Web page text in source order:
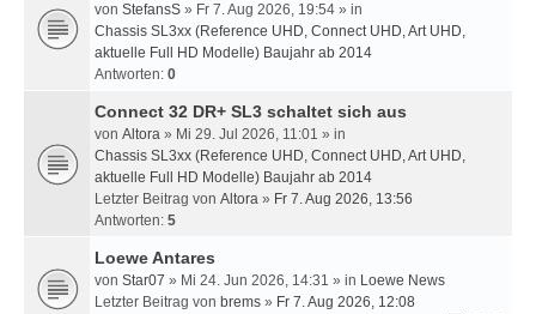
von StefansS » Fr 7. Aug 2026, 19:54 » in
Chassis SL3xx (Reference UHD, Connect UHD, Art UHD,
aktuelle Full HD Modelle) Baujahr ab 2014
Antworten: 0
Connect 32 DR+ SL3 schaltet sich aus
von Altora » Mi 29. Jul 2026, 11:01 » in
Chassis SL3xx (Reference UHD, Connect UHD, Art UHD,
aktuelle Full HD Modelle) Baujahr ab 2014
Letzter Beitrag von Altora » Fr 7. Aug 2026, 13:56
Antworten: 5
Loewe Antares
von Star07 » Mi 24. Jun 2026, 14:31 » in Loewe News
Letzter Beitrag von brems » Fr 7. Aug 2026, 12:08